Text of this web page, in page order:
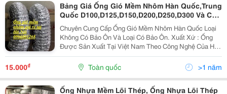
Bảng Giá Ống Gió Mềm Nhôm Hàn Quốc,Trung
Quốc D100,D125,D150,D200,D250,D300 Và Các
Phi Khác
Chuyên Cung Cấp Ống Gió Mềm Nhôm Hàn Quốc Loại
Không Có Bảo Ôn Và Loại Có Bảo Ôn. Xuất Xứ : Ống
Được Sản Xuất Tại Việt Nam Theo Công Nghệ Của Hàn
Quốc Nhà Máy Đặt Tại Long An. Ống Gió Mềm Nhôm
Hàn Quốc Được Cấu Tạo Từ Các Lá Nhôm Bên Trong
Gia Cố...
15.000₫ Toàn quốc >1 năm
Ống Nhựa Mềm Lõi Thép, Ống Nhựa Lõi Thép